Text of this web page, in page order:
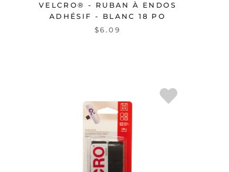
VELCRO® - RUBAN À ENDOS
ADHÉSIF - BLANC 18 PO
$6.09